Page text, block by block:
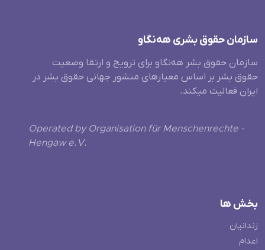
سازمان حقوق بشری هەنگاو
سازمان حقوق بشر هه‌نگاو برای ترویج و ارتقا وضعیت
حقوق بشر بر اساس معیارهای منشور جهانی حقوق بشر در
ایران فعالیت میکند.
Operated by Organisation für Menschenrechte -
Hengaw e.V.
بخش ها
زندانیان
اعدام